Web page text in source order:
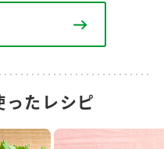
ったレシピ